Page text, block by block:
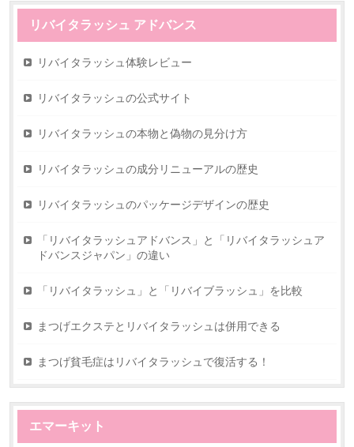
リバイタラッシュ アドバンス
リバイタラッシュ体験レビュー
リバイタラッシュの公式サイト
リバイタラッシュの本物と偽物の見分け方
リバイタラッシュの成分リニューアルの歴史
リバイタラッシュのパッケージデザインの歴史
「リバイタラッシュアドバンス」と「リバイタラッシュア
ドバンスジャパン」の違い
「リバイタラッシュ」と「リバイブラッシュ」を比較
まつげエクステとリバイタラッシュは併用できる
まつげ貧毛症はリバイタラッシュで復活する！
エマーキット